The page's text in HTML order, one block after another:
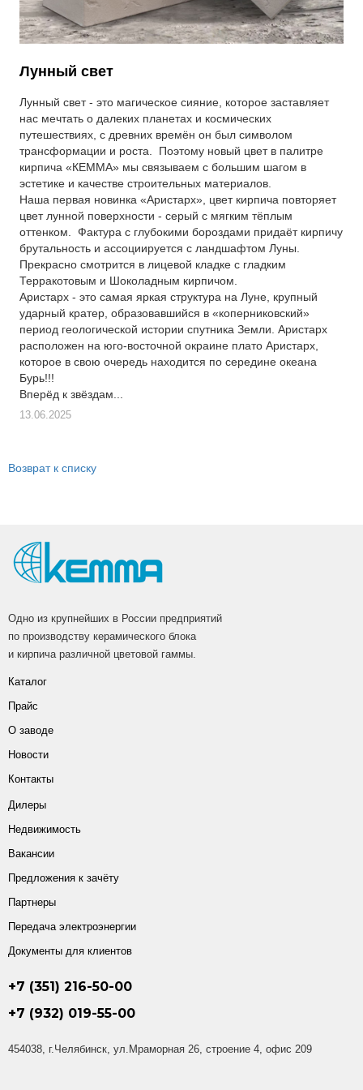
Партнеры
Личный кабинет
Лунный свет
Лунный свет - это магическое сияние, которое заставляет
нас мечтать о далеких планетах и космических
путешествиях, с древних времён он был символом
трансформации и роста. Поэтому новый цвет в палитре
кирпича «КЕММА» мы связываем с большим шагом в
эстетике и качестве строительных материалов.
Наша первая новинка «Аристарх», цвет кирпича повторяет
цвет лунной поверхности - серый с мягким тёплым
оттенком. Фактура с глубокими бороздами придаёт кирпичу
брутальность и ассоциируется с ландшафтом Луны.
Прекрасно смотрится в лицевой кладке с гладким
Терракотовым и Шоколадным кирпичом.
Аристарх - это самая яркая структура на Луне, крупный
ударный кратер, образовавшийся в «коперниковский»
период геологической истории спутника Земли. Аристарх
расположен на юго-восточной окраине плато Аристарх,
которое в свою очередь находится по середине океана
Бурь!!!
Вперёд к звёздам...
13.06.2025
Возврат к списку
Одно из крупнейших в России предприятий
по производству керамического блока
и кирпича различной цветовой гаммы.
Каталог
Прайс
О заводе
Новости
Контакты
Дилеры
Недвижимость
Вакансии
Предложения к зачёту
Партнеры
Передача электроэнергии
Документы для клиентов
+7 (351) 216-50-00
+7 (932) 019-55-00
454038, г.Челябинск, ул.Мраморная 26, строение 4, офис 209